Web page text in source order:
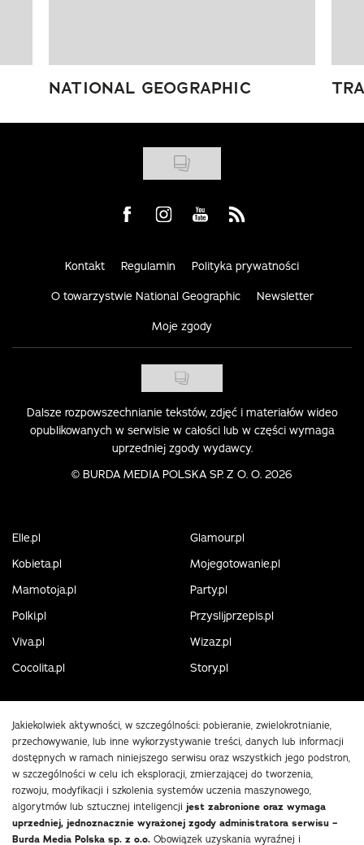
NATIONAL GEOGRAPHIC
Visit us on Facebook
Visit us on Instagram
Visit us on Youtube
Visit us on Rss
Kontakt Regulamin Polityka prywatności
O towarzystwie National Geographic Newsletter
Moje zgody
Dalsze rozpowszechnianie tekstów, zdjęć i materiałów wideo
opublikowanych w serwisie w całości lub w części wymaga
uprzedniej zgody wydawcy.
© BURDA MEDIA POLSKA SP. Z O. O. 2026
Elle.pl
Glamour.pl
Kobieta.pl
Mojegotowanie.pl
Mamotoja.pl
Party.pl
Polki.pl
Przyslijprzepis.pl
Viva.pl
Wizaz.pl
Cocolita.pl
Story.pl
Jakiekolwiek aktywności, w szczególności: pobieranie, zwielokrotnianie,
przechowywanie, lub inne wykorzystywanie treści, danych lub informacji
dostępnych w ramach niniejszego serwisu oraz wszystkich jego podstron,
w szczególności w celu ich eksploracji, zmierzającej do tworzenia,
rozwoju, modyfikacji i szkolenia systemów uczenia maszynowego,
algorytmów lub sztucznej inteligencji jest zabronione oraz wymaga
uprzedniej, jednoznacznie wyrażonej zgody administratora serwisu –
Burda Media Polska sp. z o.o. Obowiązek uzyskania wyraźnej i